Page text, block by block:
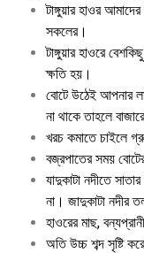
টাঙ্গুয়ার হাওর
সকলের।
টাঙ্গুয়ার হাওরে
ক্ষতি হয়।
বোটে উঠেই আপনার
না থাকে তাহলে
খরচ কমাতে চাইলে
বজ্রপাতের সময়
যাদুকাটা নদীতে
না। জাদুকাটা নদীর
হাওরের মাছ,
অতি উচ্চ শব্দ সৃষ্টি